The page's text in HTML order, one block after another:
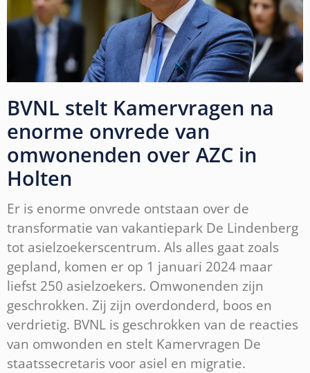
BVNL stelt Kamervragen na
enorme onvrede van
omwonenden over AZC in
Holten
Er is enorme onvrede ontstaan over de
transformatie van vakantiepark De Lindenberg
tot asielzoekerscentrum. Als alles gaat zoals
gepland, komen er op 1 januari 2024 maar
liefst 250 asielzoekers. Omwonenden zijn
geschrokken. Zij zijn overdonderd, boos en
verdrietig. BVNL is geschrokken van de reacties
van omwonden en stelt Kamervragen De
staatssecretaris voor asiel en migratie.